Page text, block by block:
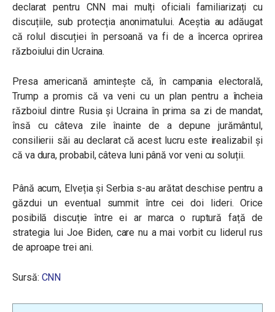
declarat pentru CNN mai mulți oficiali familiarizați cu
discuțiile, sub protecția anonimatului. Aceștia au adăugat
că rolul discuției în persoană va fi de a încerca oprirea
războiului din Ucraina.
Presa americană amintește că, în campania electorală,
Trump a promis că va veni cu un plan pentru a încheia
războiul dintre Rusia și Ucraina în prima sa zi de mandat,
însă cu câteva zile înainte de a depune jurământul,
consilierii săi au declarat că acest lucru este irealizabil și
că va dura, probabil, câteva luni până vor veni cu soluții.
Până acum, Elveția și Serbia s-au arătat deschise pentru a
găzdui un eventual summit între cei doi lideri. Orice
posibilă discuție între ei ar marca o ruptură față de
strategia lui Joe Biden, care nu a mai vorbit cu liderul rus
de aproape trei ani.
Sursă: CNN